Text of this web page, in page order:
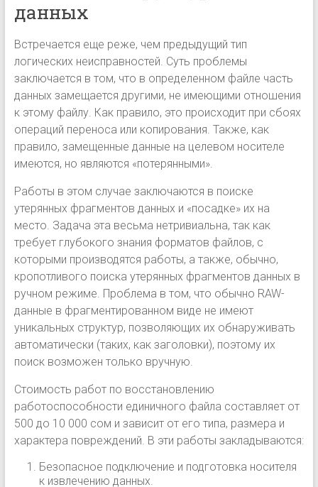
данных
Встречается еще реже, чем предыдущий тип
логических неисправностей. Суть проблемы
заключается в том, что в определенном файле часть
данных замещается другими, не имеющими отношения
к этому файлу. Как правило, это происходит при сбоях
операций переноса или копирования. Также, как
правило, замещенные данные на целевом носителе
имеются, но являются «потерянными».
Работы в этом случае заключаются в поиске
утерянных фрагментов данных и «посадке» их на
место. Задача эта весьма нетривиальна, так как
требует глубокого знания форматов файлов, с
которыми производятся работы, а также, обычно,
кропотливого поиска утерянных фрагментов данных в
ручном режиме. Проблема в том, что обычно RAW-
данные в фрагментированном виде не имеют
уникальных структур, позволяющих их обнаруживать
автоматически (таких, как заголовки), поэтому их
поиск возможен только вручную.
Стоимость работ по восстановлению
работоспособности единичного файла составляет от
500 до 10 000 сом и зависит от его типа, размера и
характера повреждений. В эти работы закладываются:
Безопасное подключение и подготовка носителя
к извлечению данных.